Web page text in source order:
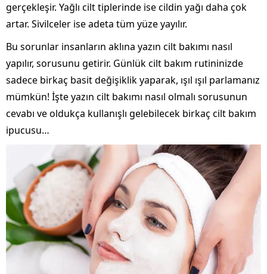
gerçekleşir. Yağlı cilt tiplerinde ise cildin yağı daha çok
artar. Sivilceler ise adeta tüm yüze yayılır.
Bu sorunlar insanların aklına yazın cilt bakımı nasıl
yapılır, sorusunu getirir. Günlük cilt bakım rutininizde
sadece birkaç basit değişiklik yaparak, ışıl ışıl parlamanız
mümkün! İşte yazın cilt bakımı nasıl olmalı sorusunun
cevabı ve oldukça kullanışlı gelebilecek birkaç cilt bakım
ipucusu…